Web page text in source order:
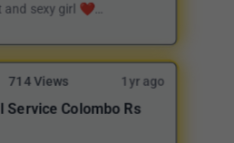
sexy girl ❤️
714 Views 1yr ago
Service Colombo Rs